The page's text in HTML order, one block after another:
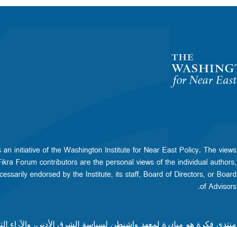
an initiative of the Washington Institute for Near East Policy. The views
Forum contributors are the personal views of the individual authors,
endorsed by the Institute, its staff, Board of Directors, or Board
of Advisors.​​
منتدى فكرة هو مبادرة لمعهد واشنطن لسياسة الشرق الأدنى. والآراء